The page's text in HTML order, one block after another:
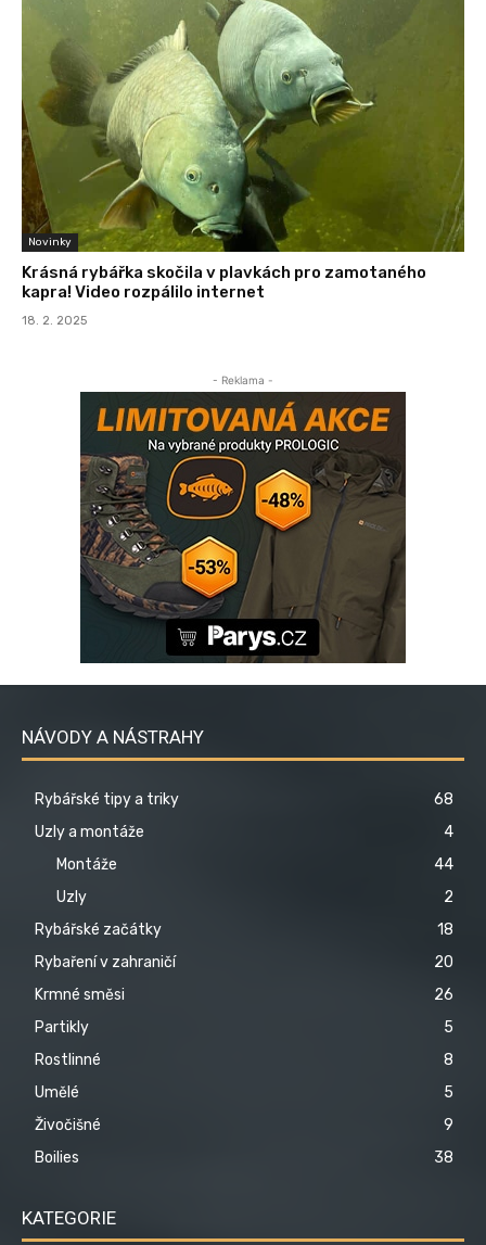
Novinky
Krásná rybářka skočila v plavkách pro zamotaného
kapra! Video rozpálilo internet
18. 2. 2025
- Reklama -
NÁVODY A NÁSTRAHY
Rybářské tipy a triky
68
Uzly a montáže
4
Montáže
44
Uzly
2
Rybářské začátky
18
Rybaření v zahraničí
20
Krmné směsi
26
Partikly
5
Rostlinné
8
Umělé
5
Živočišné
9
Boilies
38
KATEGORIE